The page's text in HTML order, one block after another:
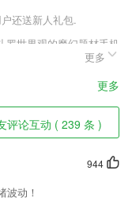
还送新人礼包.
罗世界观的魔幻题材手机
里见识到各种不同的全新
的武魂和魂环设定都会
对决。
难度，
，一眼看穿你的小心
造2265用户的个性造
更多
更多
评论互动 ( 239 条 )
944
波动！